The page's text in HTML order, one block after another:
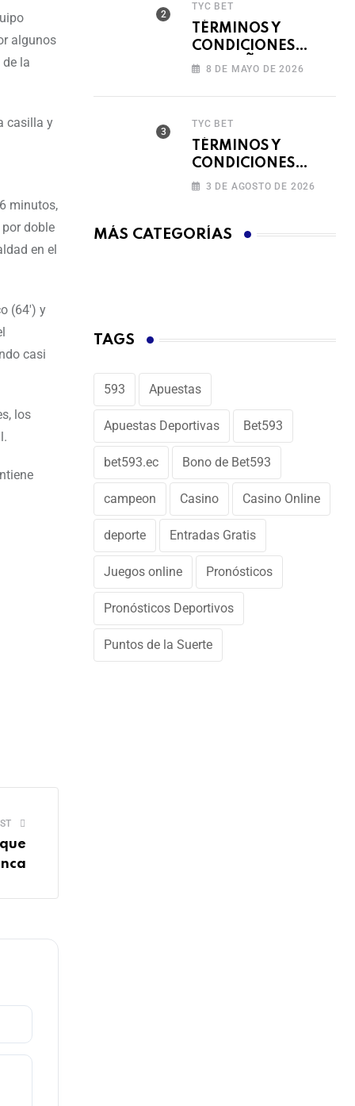
algunos
la
casilla y
minutos,
doble
en el
(64′) y
casi
los
TYC BET
TÉRMINOS Y
CONDICIONES
CAMPAÑA
8 DE MAYO DE 2026
TYC BET
TÉRMINOS Y
CONDICIONES
FERIADO DE
3 DE AGOSTO DE 2026
MÁS CATEGORÍAS
TAGS
593 Apuestas
Apuestas Deportivas Bet593
bet593.ec Bono de Bet593
campeon Casino Casino Online
deporte Entradas Gratis
Juegos online Pronósticos
Pronósticos Deportivos
Puntos de la Suerte